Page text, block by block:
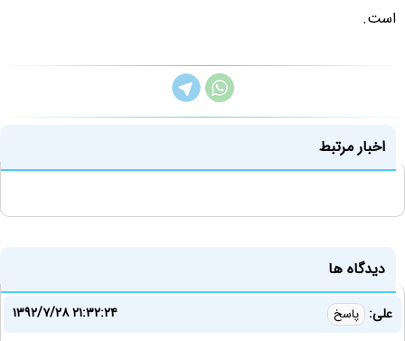
است.
اخبار مرتبط
دیدگاه ها
علی: پاسخ
۱۳۹۲/۷/۲۸ ۲۱:۳۲:۲۴